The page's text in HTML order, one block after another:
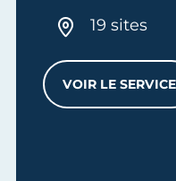
19 sites
VOIR LE SERVICE
MES